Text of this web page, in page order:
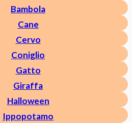
Bambola
Cane
Cervo
Coniglio
Gatto
Giraffa
Halloween
Ippopotamo